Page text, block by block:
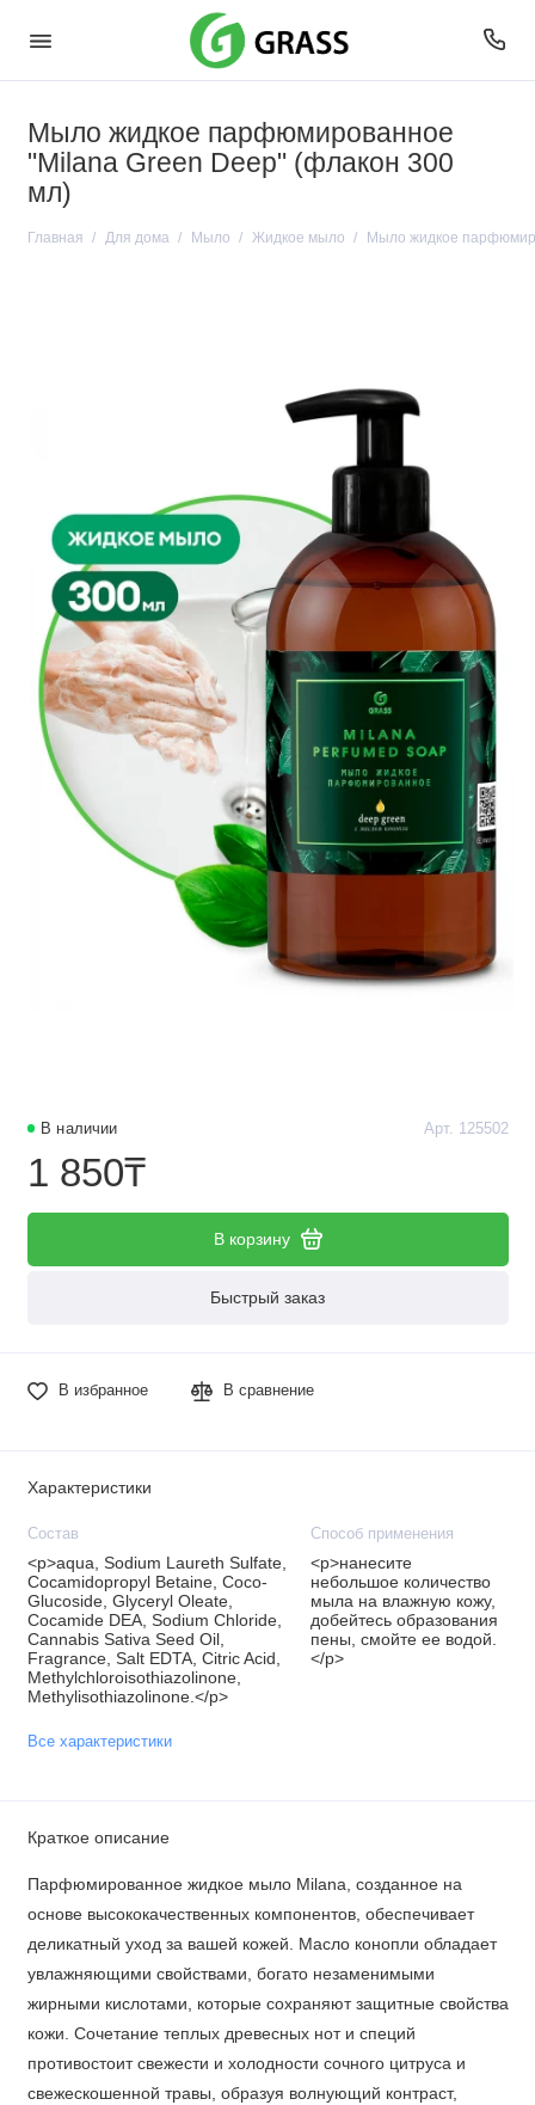
Мыло жидкое парфюмированное
"Milana Green Deep" (флакон 300
мл)
Главная Для дома Мыло Жидкое мыло Мыло жидкое
В наличии Арт. 125502
1 850₸
В корзину
Быстрый заказ
В избранное В сравнение
Характеристики
Состав
<p>aqua, Sodium Laureth Sulfate,
Cocamidopropyl Betaine, Coco-
Glucoside, Glyceryl Oleate,
Cocamide DEA, Sodium Chloride,
Cannabis Sativa Seed Oil,
Fragrance, Salt EDTA, Citric Acid,
Methylchloroisothiazolinone,
Methylisothiazolinone.</p>
Способ применения
<p>нанесите
небольшое количество
мыла на влажную кожу,
добейтесь образования
пены, смойте ее водой.
</p>
Все характеристики
Краткое описание
Парфюмированное жидкое мыло Milana, созданное на
основе высококачественных компонентов, обеспечивает
деликатный уход за вашей кожей. Масло конопли обладает
увлажняющими свойствами, богато незаменимыми
жирными кислотами, которые сохраняют защитные свойства
кожи. Сочетание теплых древесных нот и специй
противостоит свежести и холодности сочного цитруса и
свежескошенной травы, образуя волнующий контраст,